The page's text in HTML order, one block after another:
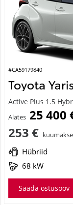
#CA59179840
Toyota
Active Plus 1.5
Alates 25 400
253 €
Hübriid
68 kW
Saada ostusoov